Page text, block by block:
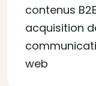
contenus
acquisition
web